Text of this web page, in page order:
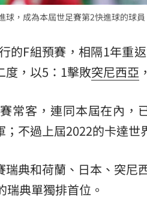
品要注意
醒！ 11:00
，成為本屆世足賽第2快進球的球員
的F組預賽，相隔1年重
度，以5：1擊敗突尼西亞
常客，連同本屆在內，
不過上屆2022的卡達世
典和荷蘭、日本、突尼
典單獨排首位。